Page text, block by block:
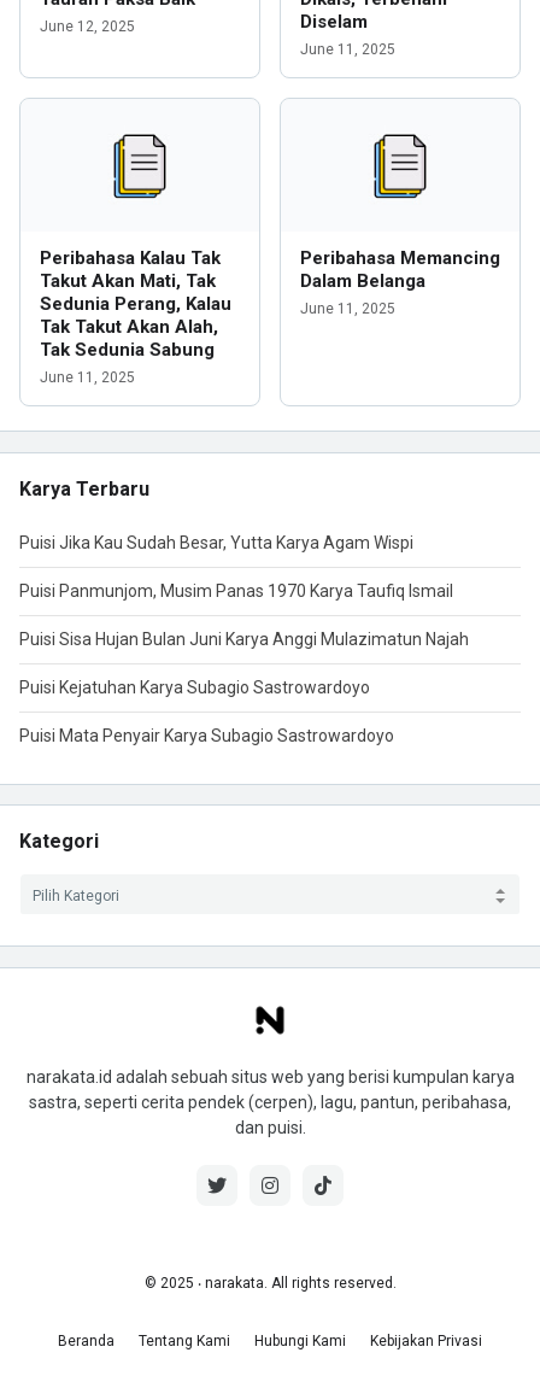
June 12, 2025
Diselam
June 11, 2025
Peribahasa Kalau Tak
Takut Akan Mati, Tak
Sedunia Perang, Kalau
Tak Takut Akan Alah,
Tak Sedunia Sabung
June 11, 2025
Peribahasa Memancing
Dalam Belanga
June 11, 2025
Karya Terbaru
Puisi Jika Kau Sudah Besar, Yutta Karya Agam Wispi
Puisi Panmunjom, Musim Panas 1970 Karya Taufiq Ismail
Puisi Sisa Hujan Bulan Juni Karya Anggi Mulazimatun Najah
Puisi Kejatuhan Karya Subagio Sastrowardoyo
Puisi Mata Penyair Karya Subagio Sastrowardoyo
Kategori
narakata.id adalah sebuah situs web yang berisi kumpulan karya
sastra, seperti cerita pendek (cerpen), lagu, pantun, peribahasa,
dan puisi.
© 2025 ‧ narakata. All rights reserved.
Beranda Tentang Kami Hubungi Kami Kebijakan Privasi